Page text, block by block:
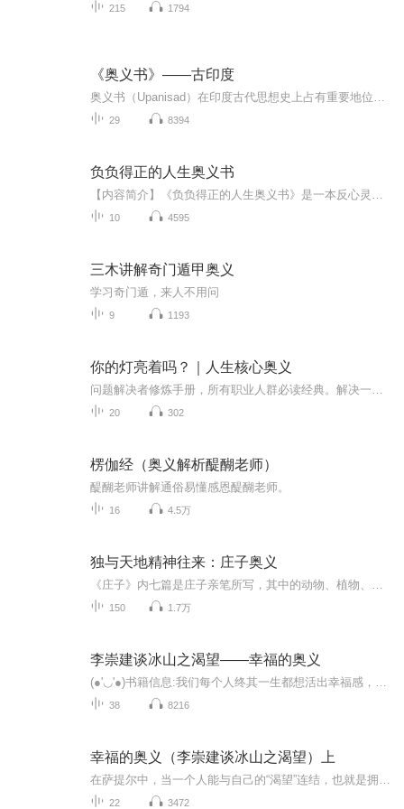
215 1794
《奥义书》——古印度
29 8394
负负得正的人生奥义书
10 4595
三木讲解奇门遁甲奥义
学习奇门遁，来人不用问
9 1193
你的灯亮着吗？｜人生核心奥义
20 302
楞伽经（奥义解析醍醐老师）
醍醐老师讲解通俗易懂感恩醍醐老师。
16 4.5万
独与天地精神往来：庄子奥义
150 1.7万
李崇建谈冰山之渴望——幸福的奥义
38 8216
幸福的奥义（李崇建谈冰山之渴望）上
22 3472